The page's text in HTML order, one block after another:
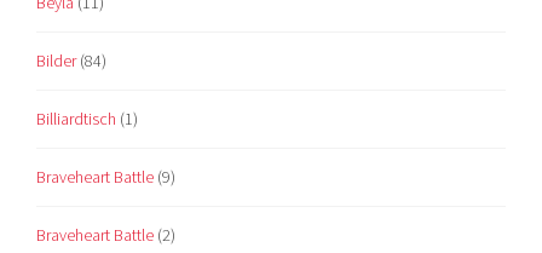
Bilder(84)
Billiardtisch (1)
Braveheart Battle (9)
Braveheart Battle (2)